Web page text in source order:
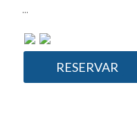
...
RESERVAR